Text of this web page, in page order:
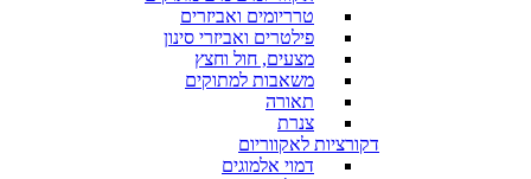
טרריומים ואביזרים
פילטרים ואביזרי סינון
מצעים, חול וחצץ
משאבות למתוקים
תאורה
צנרת
דקורציות לאקווריום
דמוי אלמוגים